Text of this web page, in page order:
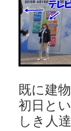
既に建
初日と
しき人